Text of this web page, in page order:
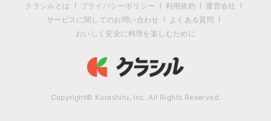
クラシルとは プライバシーポリシー 利用規約
運営会社
サービスに関してのお問い合わせ
よくある質問
おいしく安全に料理を楽しむために
Copyright© Kurashiru, Inc. All Rights Reserved.